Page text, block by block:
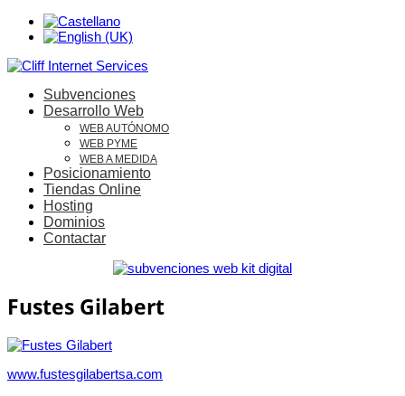
Subvenciones
Desarrollo Web
WEB AUTÓNOMO
WEB PYME
WEB A MEDIDA
Posicionamiento
Tiendas Online
Hosting
Dominios
Contactar
Fustes Gilabert
www.fustesgilabertsa.com